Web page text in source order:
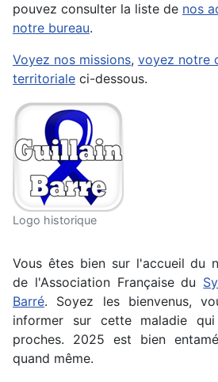
pouvez consulter la liste de nos
notre bureau.
Voyez nos missions, voyez notre
territoriale ci-dessous.
Logo historique
Vous êtes bien sur l'accueil du
de l'Association Française du
Barré. Soyez les bienvenus,
informer sur cette maladie
proches. 2025 est bien
quand même.